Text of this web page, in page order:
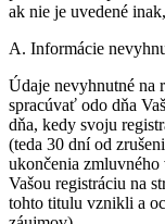
ak nie je uvedené
A. Informácie
Údaje nevyhnutné na
spracúvať odo dňa
dňa, kedy svoju
(teda 30 dní od
ukončenia
Vašou registráciu na
tohto titulu vznikli a